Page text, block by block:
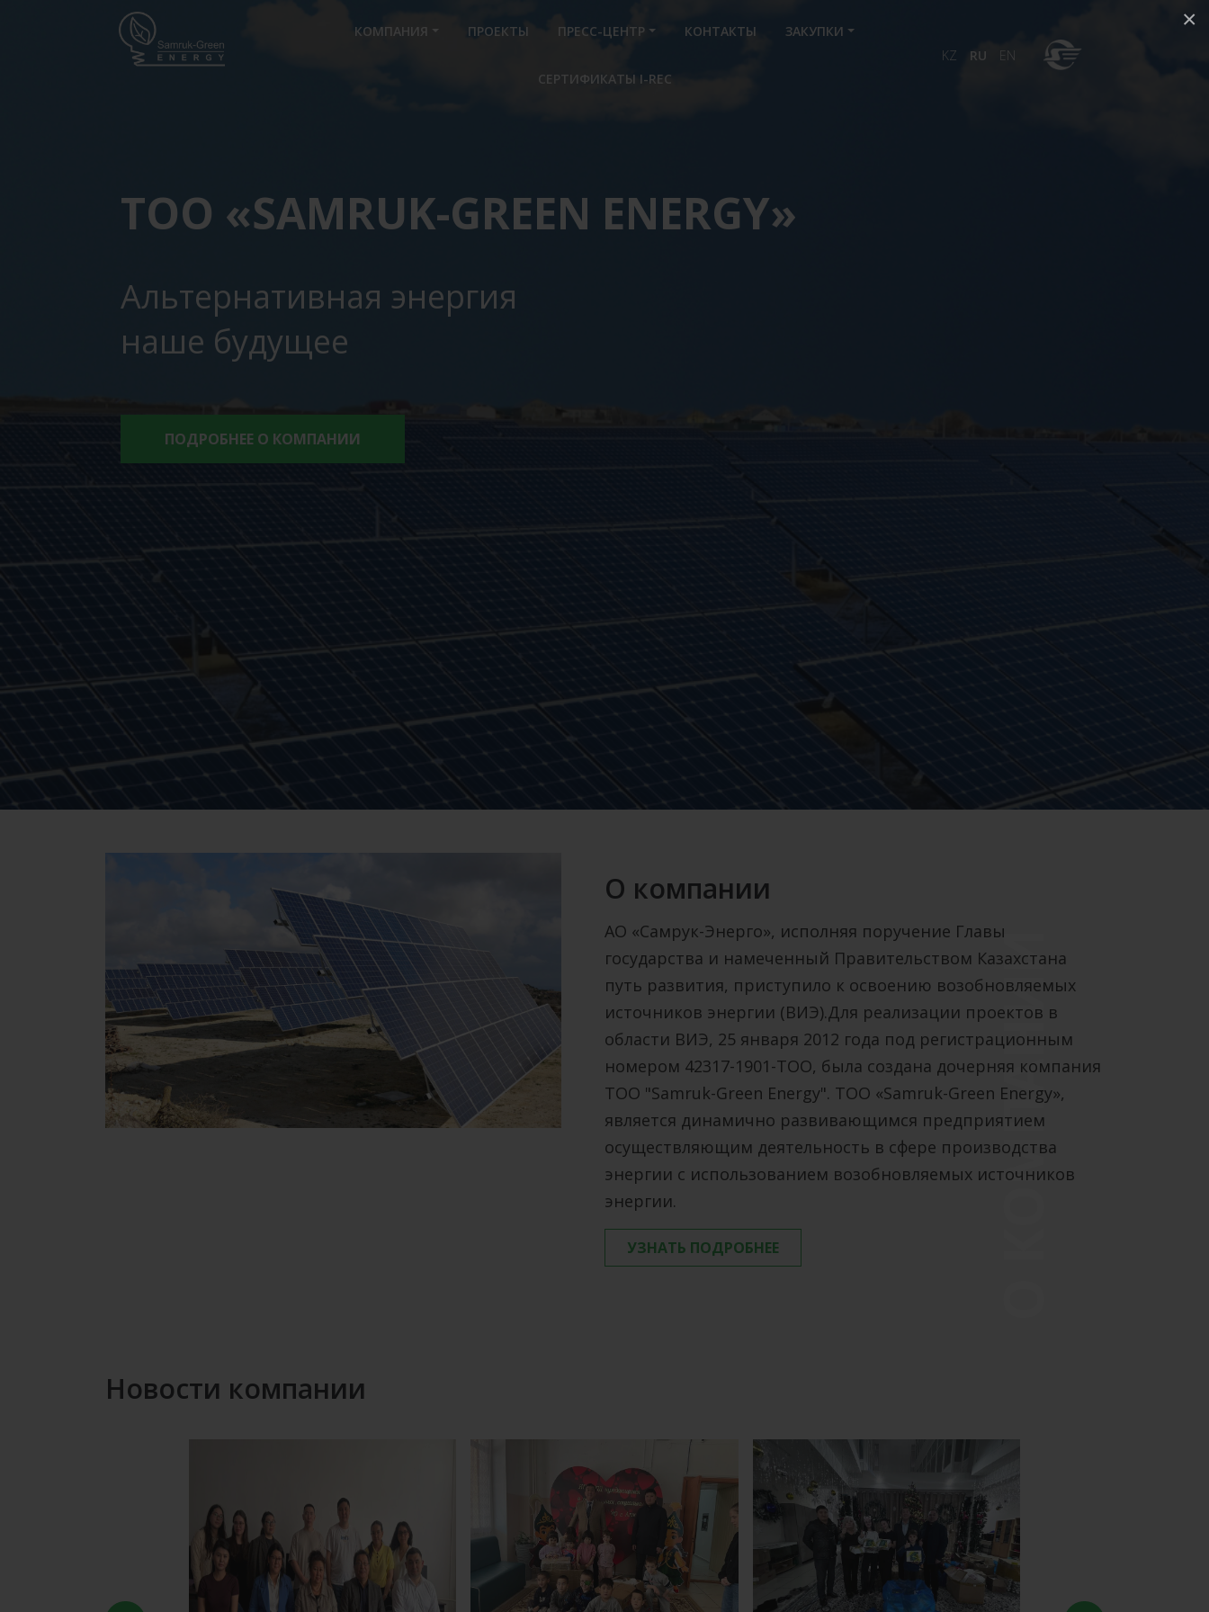
×
КОМПАНИЯ ПРОЕКТЫ ПРЕСС-ЦЕНТР КОНТАКТЫ ЗАКУПКИ
СЕРТИФИКАТЫ I-REC
KZ RU EN
ТОО «SAMRUK-GREEN ENERGY»
Альтернативная энергия
наше будущее
ПОДРОБНЕЕ О КОМПАНИИ
О КОМПАНИИ
О компании
АО «Самрук-Энерго», исполняя поручение Главы
государства и намеченный Правительством Казахстана
путь развития, приступило к освоению возобновляемых
источников энергии (ВИЭ).Для реализации проектов в
области ВИЭ, 25 января 2012 года под регистрационным
номером 42317-1901-ТОО, была создана дочерняя компания
ТОО "Samruk-Green Energy". ТОО «Samruk-Green Energy»,
является динамично развивающимся предприятием
осуществляющим деятельность в сфере производства
энергии с использованием возобновляемых источников
энергии.
УЗНАТЬ ПОДРОБНЕЕ
Новости компании